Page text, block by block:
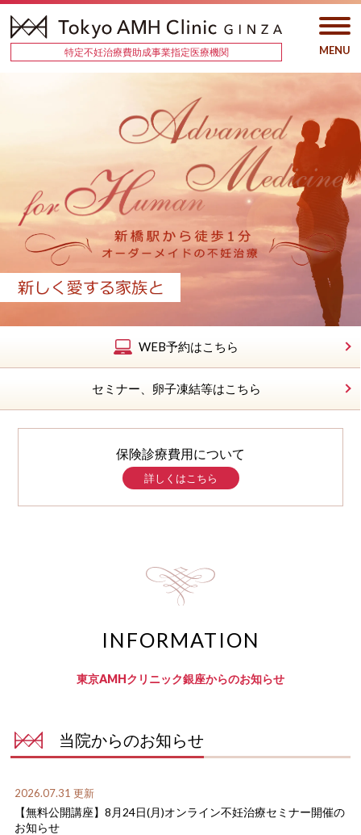
特定不妊治療費助成事業指定医療機関
WEB予約はこちら
セミナー、 卵子凍結等はこちら
保険診療費用について
詳しくはこちら
INFORMATION
東京AMHクリニック銀座からのお知らせ
当院からのお知らせ
2026.07.31 更新
【無料公開講座】8月24日(月)オンライン不妊治療セミナー開催の
お知らせ